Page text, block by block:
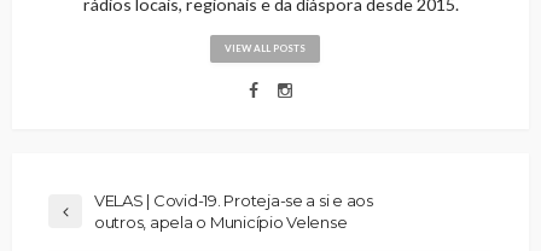
VIEW ALL POSTS
VELAS | Covid-19. Proteja-se a si e aos
outros, apela o Município Velense